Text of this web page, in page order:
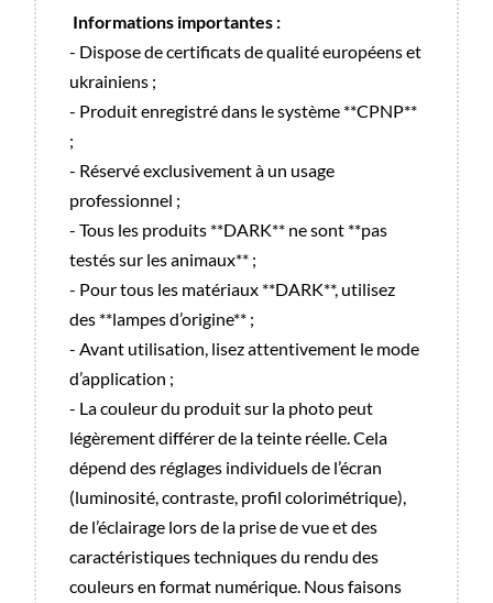
Informations importantes :
- Dispose de certificats de qualité européens et
ukrainiens ;
- Produit enregistré dans le système **CPNP**
;
- Réservé exclusivement à un usage
professionnel ;
- Tous les produits **DARK** ne sont **pas
testés sur les animaux** ;
- Pour tous les matériaux **DARK**, utilisez
des **lampes d’origine** ;
- Avant utilisation, lisez attentivement le mode
d’application ;
- La couleur du produit sur la photo peut
légèrement différer de la teinte réelle. Cela
dépend des réglages individuels de l’écran
(luminosité, contraste, profil colorimétrique),
de l’éclairage lors de la prise de vue et des
caractéristiques techniques du rendu des
couleurs en format numérique. Nous faisons